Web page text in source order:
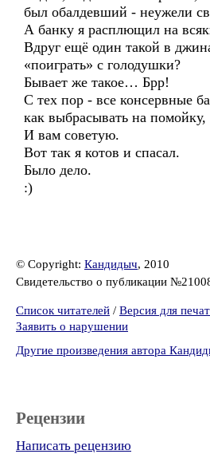
был обалдевший - неужели
А банку я расплющил на
Вдруг ещё один такой в
«поиграть» с голодушки?
Бывает же такое… Брр!
С тех пор - все консервные
как выбрасывать на
И вам советую.
Вот так я котов и спасал.
Было дело.
:)
© Copyright: Кандидыч, 2010
Свидетельство о публикации
Список читателей / Версия для
Заявить о нарушении
Другие произведения автора
Рецензии
Написать рецензию